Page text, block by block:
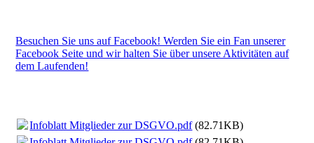
Besuchen Sie uns auf Facebook! Werden Sie ein Fan unserer
Facebook Seite und wir halten Sie über unsere Aktivitäten auf
dem Laufenden!
Infoblatt Mitglieder zur DSGVO.pdf(82.71KB)